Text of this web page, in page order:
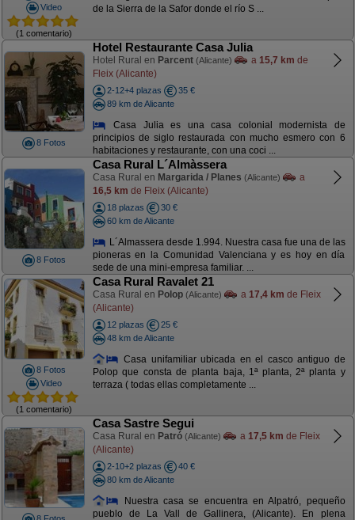
Video
(1 comentario)
de la Sierra de la Safor donde el río S ...
8 Fotos
Hotel Restaurante Casa Julia
Hotel Rural en Parcent (Alicante) a 15,7 km de
Fleix (Alicante)
2-12+4 plazas
35 €
89 km de Alicante
Casa Julia es una casa colonial modernista de
principios de siglo restaurada con mucho esmero con 6
habitaciones y restaurante, con una coci ...
8 Fotos
Casa Rural L´Almàssera
Casa Rural en Margarida / Planes (Alicante)
a
16,5 km de Fleix (Alicante)
18 plazas
30 €
60 km de Alicante
L´Almassera desde 1.994. Nuestra casa fue una de las
pioneras en la Comunidad Valenciana y es hoy en día
sede de una mini-empresa familiar. ...
8 Fotos
Video
(1 comentario)
Casa Rural Ravalet 21
Casa Rural en Polop (Alicante) a 17,4 km de Fleix
(Alicante)
12 plazas
25 €
48 km de Alicante
Casa unifamiliar ubicada en el casco antiguo de
Polop que consta de planta baja, 1ª planta, 2ª planta y
terraza ( todas ellas completamente ...
Casa Sastre Segui
Casa Rural en Patró (Alicante) a 17,5 km de Fleix
(Alicante)
2-10+2 plazas
40 €
80 km de Alicante
Nuestra casa se encuentra en Alpatró, pequeño
pueblo de La Vall de Gallinera, (Alicante). En plena